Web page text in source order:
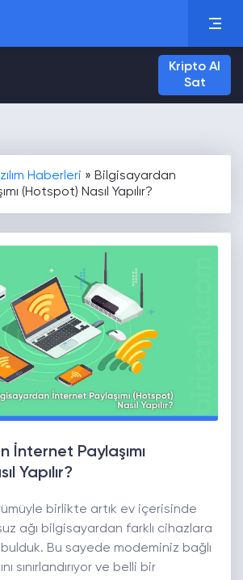
Kripto Al
Sat
Haberleri » Bilgisayardan
(Hotspot) Nasıl Yapılır?
İnternet Paylaşımı
Yapılır?
birlikte artık ev içerisinde
ağı bilgisayardan farklı cihazlara
bulduk. Bu sayede modeminiz bağlı
sınırlandırıyor ve belli bir